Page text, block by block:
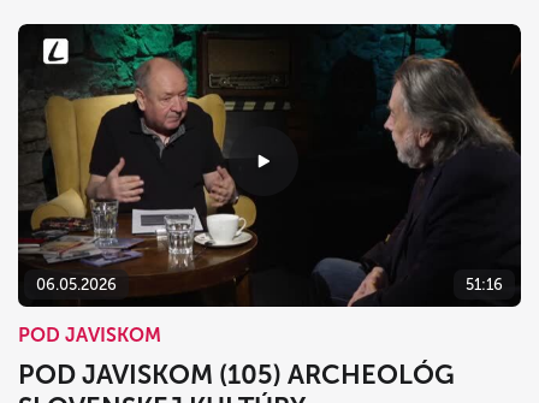
06.05.2026 51:16
POD JAVISKOM
POD JAVISKOM (105) ARCHEOLÓG